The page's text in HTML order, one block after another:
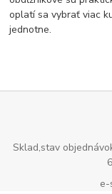
oplatí sa vybrať viac
jednotne.
Sklad,stav
e-